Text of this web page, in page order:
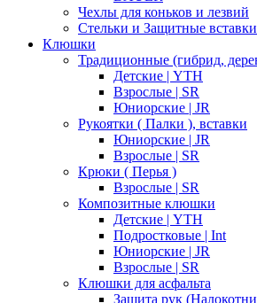
Чехлы для коньков и лезвий
Стельки и Защитные вставки
Клюшки
Традиционные (гибрид,
Детские | YTH
Взрослые | SR
Юниорские | JR
Рукоятки ( Палки ), вставки
Юниорские | JR
Взрослые | SR
Крюки ( Перья )
Взрослые | SR
Композитные клюшки
Детские | YTH
Подростковые | Int
Юниорские | JR
Взрослые | SR
Клюшки для асфальта
Защита рук